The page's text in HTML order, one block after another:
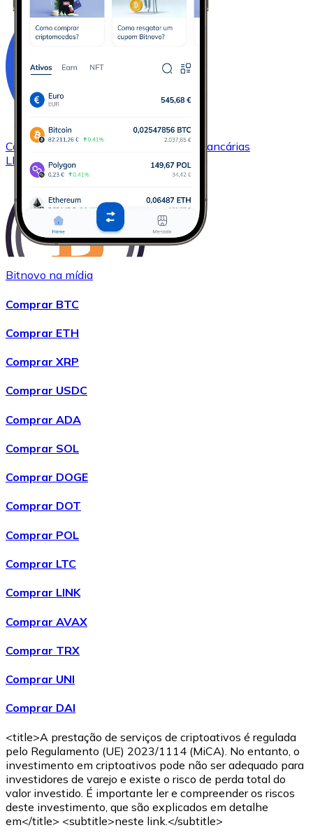
ComprarChainlinkcom transferência bancárias
LINK
WBTC
Comprar
AVAX
ComprarShiba Inu
SHIB
ComprarUniswapcom transferência bancárias
Bitnovo na mídia
Comprar BTC
Comprar ETH
Comprar XRP
Comprar USDC
Comprar ADA
Comprar SOL
Comprar DOGE
Comprar DOT
Comprar POL
Comprar LTC
Comprar LINK
Comprar AVAX
Comprar TRX
Comprar UNI
Comprar DAI
<title>A prestação de serviços de criptoativos é regulada
pelo Regulamento (UE) 2023/1114 (MiCA). No entanto, o
investimento em criptoativos pode não ser adequado para
investidores de varejo e existe o risco de perda total do
valor investido. É importante ler e compreender os riscos
deste investimento, que são explicados em detalhe
em</title> <subtitle>neste link.</subtitle>